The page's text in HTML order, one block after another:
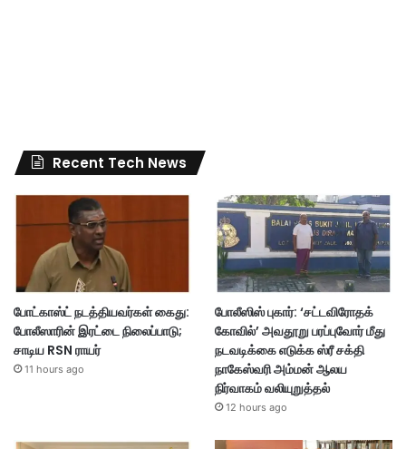
Recent Tech News
போட்காஸ்ட் நடத்தியவர்கள் கைது:
போலீஸாரின் இரட்டை நிலைப்பாடு;
சாடிய RSN ராயர்
11 hours ago
போலீஸிஸ் புகார்: ‘சட்டவிரோதக்
கோவில்’ அவதூறு பரப்புவோர் மீது
நடவடிக்கை எடுக்க ஸ்ரீ சக்தி
நாகேஸ்வரி அம்மன் ஆலய
நிர்வாகம் வலியுறுத்தல்
12 hours ago